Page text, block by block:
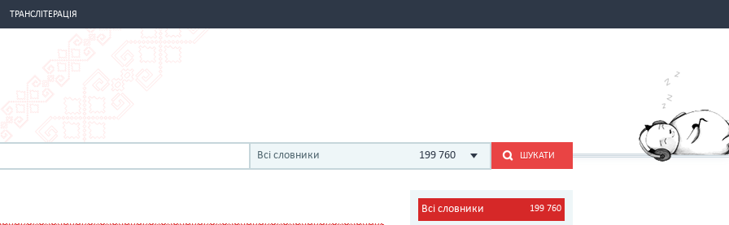
ТРАНСЛІТЕРАЦІЯ
Всі словники 199 760 ШУКАТИ
Всі словники 199 760